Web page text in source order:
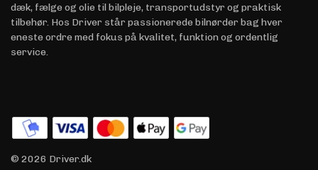
dæk, fælge og olie til bilpleje, transportudstyr og praktisk
tilbehør. Hos Driver står passionerede bilnørder bag hver
eneste ordre med fokus på kvalitet, funktion og ordentlig
service.
© 2026 Driver.dk